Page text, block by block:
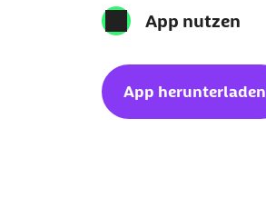
App nutzen
App herunterladen